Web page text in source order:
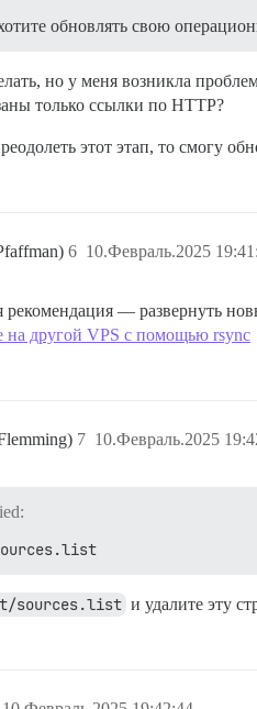
обновлять свою
но у меня возникла
только ссылки по HTTP?
этот этап, то смогу
10.Февраль.2025
6
— развернуть
на другой VPS с помощью rsync
10.Февраль.2025
7
sources.list и удалите эту